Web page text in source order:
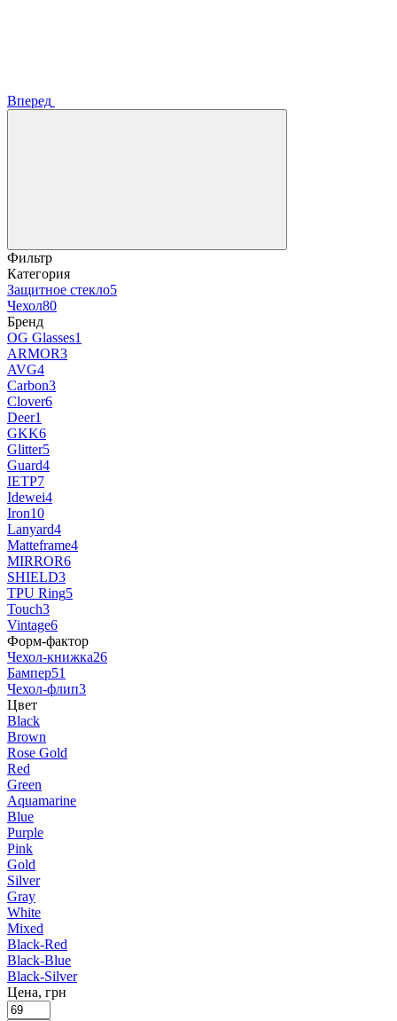
Вперед
Фильтр
Категория
Защитное стекло5
Чехол80
Бренд
OG Glasses1
ARMOR3
AVG4
Carbon3
Clover6
Deer1
GKK6
Glitter5
Guard4
IETP7
Idewei4
Iron10
Lanyard4
Matteframe4
MIRROR6
SHIELD3
TPU Ring5
Touch3
Vintage6
Форм-фактор
Чехол-книжка26
Бампер51
Чехол-флип3
Цвет
Black
Brown
Rose Gold
Red
Green
Aquamarine
Blue
Purple
Pink
Gold
Silver
Gray
White
Mixed
Black-Red
Black-Blue
Black-Silver
Цена, грн